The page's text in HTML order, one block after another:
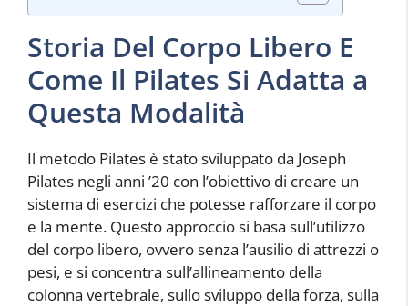
Storia Del Corpo Libero E
Come Il Pilates Si Adatta a
Questa Modalità
Il metodo Pilates è stato sviluppato da Joseph
Pilates negli anni ’20 con l’obiettivo di creare un
sistema di esercizi che potesse rafforzare il corpo
e la mente. Questo approccio si basa sull’utilizzo
del corpo libero, ovvero senza l’ausilio di attrezzi o
pesi, e si concentra sull’allineamento della
colonna vertebrale, sullo sviluppo della forza, sulla